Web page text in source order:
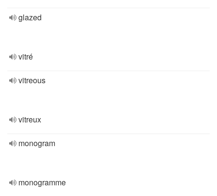
glazed
vitré
vitreous
vitreux
monogram
monogramme